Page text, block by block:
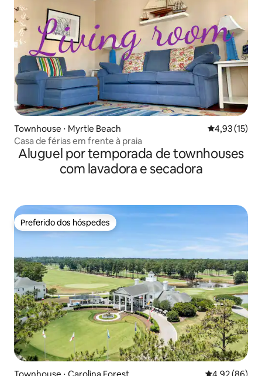
Townhouse ⋅ Myrtle Beach 4,93 de uma
4,93 (15)
Casa de férias em frente à praia
Aluguel por temporada de townhouses
com lavadora e secadora
Preferido dos hóspedes
Preferido dos hóspedes
Townhouse ⋅ Carolina Forest 4,92 de uma
4,92 (86)